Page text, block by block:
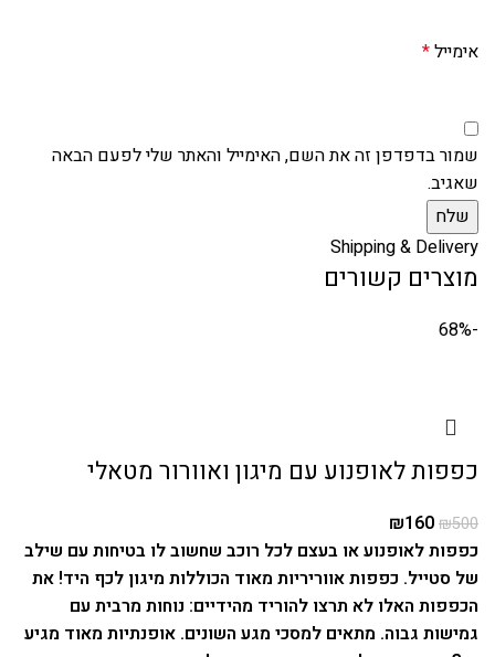
אימייל*
שמור בדפדפן זה את השם, האימייל והאתר שלי לפעם הבאה
שאגיב.
Shipping & Delivery
מוצרים קשורים
-68%
כפפות לאופנוע עם מיגון ואוורור מטאלי
₪500
₪160
כפפות לאופנוע או בעצם לכל רוכב שחשוב לו בטיחות עם שילב
של סטייל. כפפות אווריריות מאוד הכוללות מיגון לכף היד! את
הכפפות האלו לא תרצו להוריד מהידיים: נוחות מרבית עם
גמישות גבוה. מתאים למסכי מגע השונים. אופנתיות מאוד מגיע